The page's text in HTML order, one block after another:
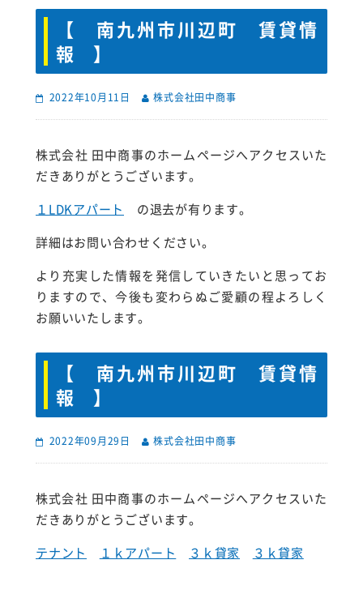
【 南九州市川辺町 賃貸情
報 】
2022年10月11日 株式会社田中商事
株式会社 田中商事のホームページへアクセスいた
だきありがとうございます。
１LDKアパート
の退去が有ります。
詳細はお問い合わせください。
より充実した情報を発信していきたいと思ってお
りますので、今後も変わらぬご愛顧の程よろしく
お願いいたします。
【 南九州市川辺町 賃貸情
報 】
2022年09月29日 株式会社田中商事
株式会社 田中商事のホームページへアクセスいた
だきありがとうございます。
テナント
１ｋアパート ３ｋ貸家 ３ｋ貸家